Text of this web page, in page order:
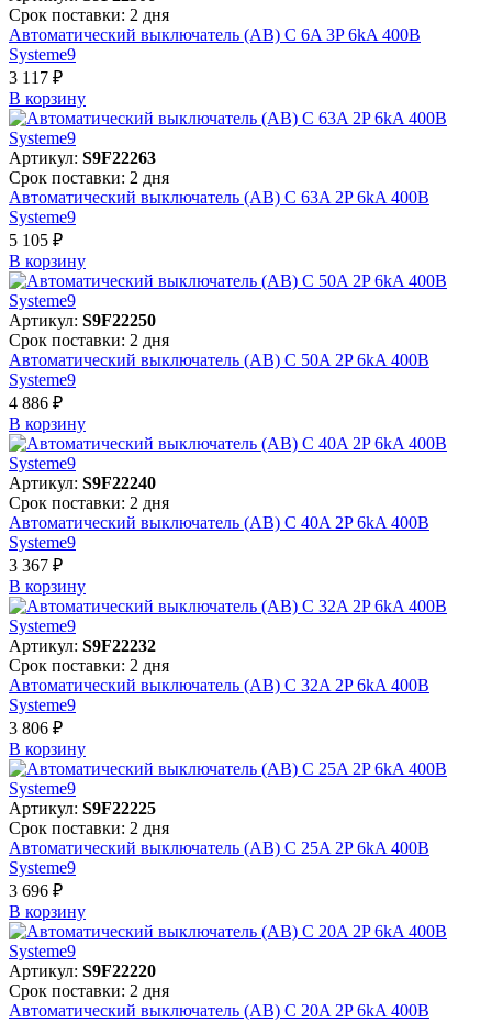
Срок поставки: 2 дня
Автоматический выключатель (АВ) C 6A 3P 6kA 400В
Systeme9
3 117 ₽
В корзинy
Артикул: S9F22263
Срок поставки: 2 дня
Автоматический выключатель (АВ) C 63A 2P 6kA 400В
Systeme9
5 105 ₽
В корзинy
Артикул: S9F22250
Срок поставки: 2 дня
Автоматический выключатель (АВ) C 50A 2P 6kA 400В
Systeme9
4 886 ₽
В корзинy
Артикул: S9F22240
Срок поставки: 2 дня
Автоматический выключатель (АВ) C 40A 2P 6kA 400В
Systeme9
3 367 ₽
В корзинy
Артикул: S9F22232
Срок поставки: 2 дня
Автоматический выключатель (АВ) C 32A 2P 6kA 400В
Systeme9
3 806 ₽
В корзинy
Артикул: S9F22225
Срок поставки: 2 дня
Автоматический выключатель (АВ) C 25A 2P 6kA 400В
Systeme9
3 696 ₽
В корзинy
Артикул: S9F22220
Срок поставки: 2 дня
Автоматический выключатель (АВ) C 20A 2P 6kA 400В